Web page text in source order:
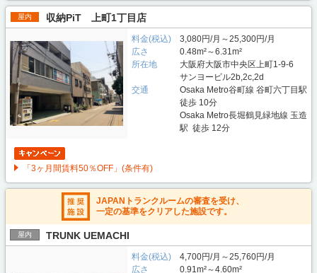
屋内 収納PiT 上町1丁目店
料金(税込)
3,080円/月～25,300円/月
広さ
0.48m²～6.31m²
所在地
大阪府大阪市中央区上町1-9-6
サンヨービル2b,2c,2d
交通
Osaka Metro谷町線 谷町六丁目駅
徒歩 10分
Osaka Metro長堀鶴見緑地線 玉造
駅 徒歩 12分
「3ヶ月間賃料50％OFF」(条件有)
JAPANトランクルームの審査を受け、
一定の基準をクリアした施設です。
屋内 TRUNK UEMACHI
料金(税込)
4,700円/月～25,760円/月
広さ
0.91m²～4.60m²